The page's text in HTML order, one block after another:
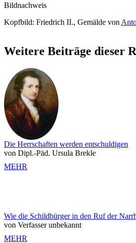
Bildnachweis
Kopfbild: Friedrich II., Gemälde von
Weitere Beiträge dieser
Die Herrschaften werden entschuldigen
von Dipl.-Päd. Ursula Brekle
MEHR
Wie die Schildbürger in den Ruf der
von Verfasser unbekannt
MEHR